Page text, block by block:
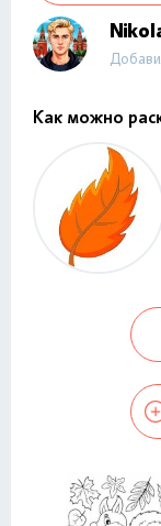
Как можно